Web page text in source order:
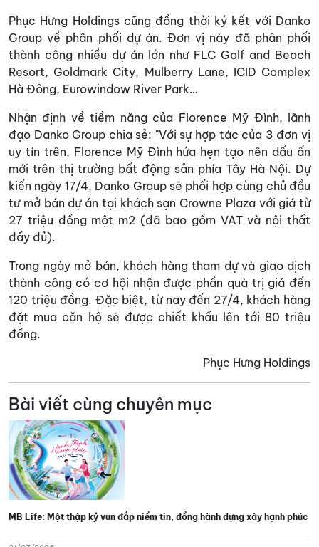
Phục Hưng Holdings cũng đồng thời ký kết với Danko
Group về phân phối dự án. Đơn vị này đã phân phối
thành công nhiều dự án lớn như FLC Golf and Beach
Resort, Goldmark City, Mulberry Lane, ICID Complex
Hà Đông, Eurowindow River Park…
Nhận định về tiềm năng của Florence Mỹ Đình, lãnh
đạo Danko Group chia sẻ: "Với sự hợp tác của 3 đơn vị
uy tín trên, Florence Mỹ Đình hứa hẹn tạo nên dấu ấn
mới trên thị trường bất động sản phía Tây Hà Nội. Dự
kiến ngày 17/4, Danko Group sẽ phối hợp cùng chủ đầu
tư mở bán dự án tại khách sạn Crowne Plaza với giá từ
27 triệu đồng một m2 (đã bao gồm VAT và nội thất
đầy đủ).
Trong ngày mở bán, khách hàng tham dự và giao dịch
thành công có cơ hội nhận được phần quà trị giá đến
120 triệu đồng. Đặc biệt, từ nay đến 27/4, khách hàng
đặt mua căn hộ sẽ được chiết khấu lên tới 80 triệu
đồng.
Phục Hưng Holdings
Bài viết cùng chuyên mục
MB Life: Một thập kỷ vun đắp niềm tin, đồng hành dựng xây hạnh phúc